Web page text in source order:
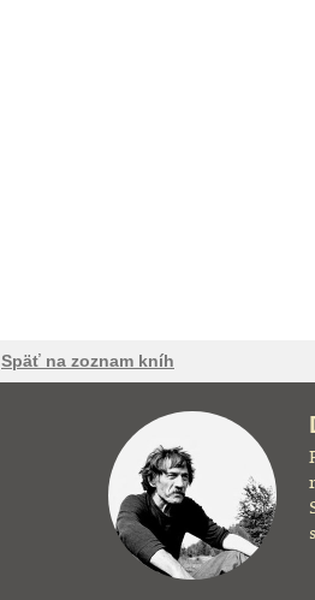
Späť na zoznam kníh